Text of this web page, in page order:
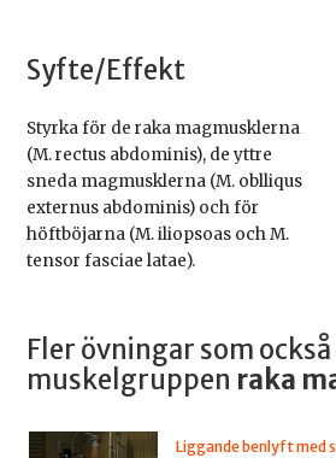
Syfte/Effekt
Styrka för de raka magmusklerna
(M. rectus abdominis), de yttre
sneda magmusklerna (M. oblliqus
externus abdominis) och för
höftböjarna (M. iliopsoas och M.
tensor fasciae latae).
Fler övningar som
muskelgruppen raka
Liggande benlyft med